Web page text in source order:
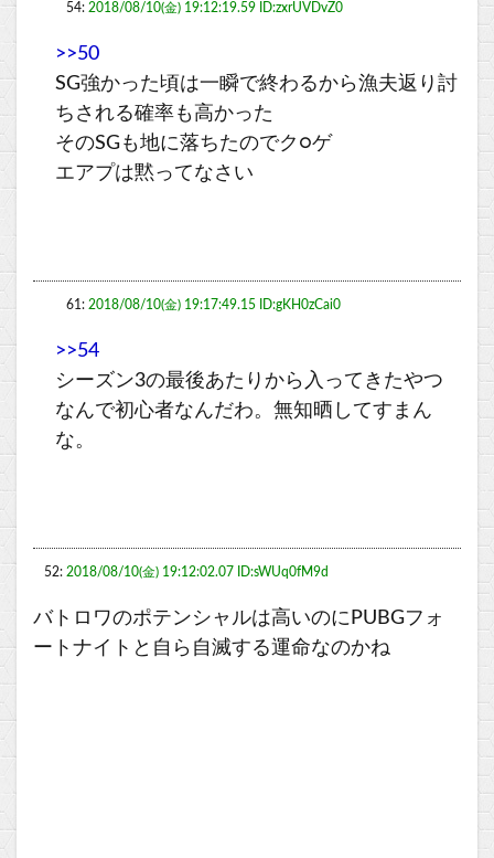
54: 2018/08/10(金) 19:12:19.59 ID:zxrUVDvZ0
>>50
SG強かった頃は一瞬で終わるから漁夫返り討
ちされる確率も高かった
そのSGも地に落ちたのでク○ゲ
エアプは黙ってなさい
61: 2018/08/10(金) 19:17:49.15 ID:gKH0zCai0
>>54
シーズン3の最後あたりから入ってきたやつ
なんで初心者なんだわ。無知晒してすまん
な。
52: 2018/08/10(金) 19:12:02.07 ID:sWUq0fM9d
バトロワのポテンシャルは高いのにPUBGフォ
ートナイトと自ら自滅する運命なのかね